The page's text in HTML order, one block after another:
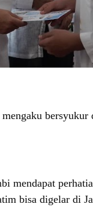
bersyukur
mendapat
bisa digelar di